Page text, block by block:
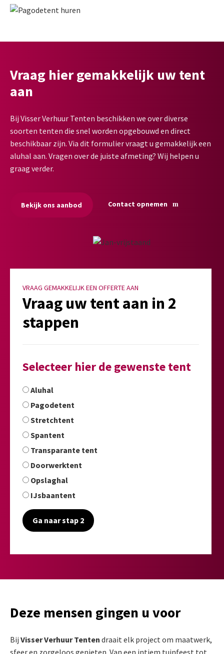
Vraag hier gemakkelijk uw tent
aan
Bij Visser Verhuur Tenten beschikken we over diverse
soorten tenten die snel worden opgebouwd en direct
beschikbaar zijn. Via dit formulier vraagt u gemakkelijk een
aluhal aan. Vragen over de juiste afmeting? Wij helpen u
graag verder.
Bekijk ons aanbod Contact opnemen
VRAAG GEMAKKELIJK EEN OFFERTE AAN
Vraag uw tent aan in 2
stappen
Selecteer hier de gewenste tent
Aluhal
Pagodetent
Stretchtent
Spantent
Transparante tent
Doorwerktent
Opslaghal
IJsbaantent
Ga naar stap 2
Deze mensen gingen u voor
Bij Visser Verhuur Tenten draait elk project om maatwerk,
sfeer en zorgeloos genieten. Van een intiem tuinfeest tot